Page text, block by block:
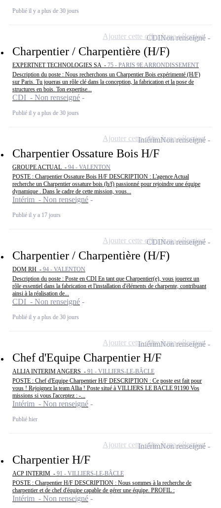
Publié il y a plus de 30 jours
Charpentier / Charpentière (H/F)
EXPERTNET TECHNOLOGIES SA - 75 - PARIS 9E ARRONDISSEMENT
Description du poste : Nous recherchons un Charpentier Bois expérimenté (H/F)
sur Paris. Tu joueras un rôle clé dans la conception, la fabrication et la pose de
structures en bois. Ton expertise...
CDI - Non renseigné
Publié il y a plus de 30 jours
CDINon renseigné
Ajouter cette offre à ma sélection
Charpentier Ossature Bois H/F
GROUPE ACTUAL - 94 - VALENTON
POSTE : Charpentier Ossature Bois H/F DESCRIPTION : L'agence Actual
recherche un Charpentier ossature bois (h/f) passionné pour rejoindre une équipe
dynamique . Dans le cadre de cette mission, vous...
Intérim - Non renseigné
Publié il y a 17 jours
IntérimNon renseigné
Ajouter cette offre à ma sélection
Charpentier / Charpentière (H/F)
DOM RH - 94 - VALENTON
Description du poste : Poste en CDI En tant que Charpentier(e), vous jouerez un
rôle essentiel dans la fabrication et l'installation d'éléments de charpente, contribuant
ainsi à la réalisation de...
CDI - Non renseigné
Publié il y a plus de 30 jours
CDINon renseigné
Ajouter cette offre à ma sélection
Chef d'Equipe Charpentier H/F
ALLIA INTERIM ANGERS - 91 - VILLIERS-LE-BÂCLE
POSTE : Chef d'Equipe Charpentier H/F DESCRIPTION : Ce poste est fait pour
vous ! Rejoignez la team Allia ! Poste situé à VILLIERS LE BACLE 91190 Vos
missions si vous l'acceptez : -...
Intérim - Non renseigné
Publié hier
IntérimNon renseigné
Ajouter cette offre à ma sélection
Charpentier H/F
ACP INTERIM - 91 - VILLIERS-LE-BÂCLE
POSTE : Charpentier H/F DESCRIPTION : Nous sommes à la recherche de
charpentier et de chef d'équipe capable de gérer une équipe. PROFIL :
Intérim - Non renseigné
IntérimNon renseigné
Ajouter cette offre à ma sélection